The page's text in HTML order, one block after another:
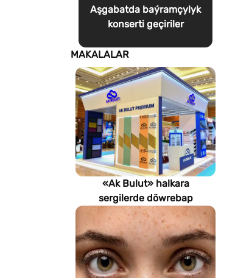
Aşgabatda baýramçylyk
konserti geçiriler
MAKALALAR
«Ak Bulut» halkara
sergilerde döwrebap
gurluşyk çözgütlerini
görkezýär